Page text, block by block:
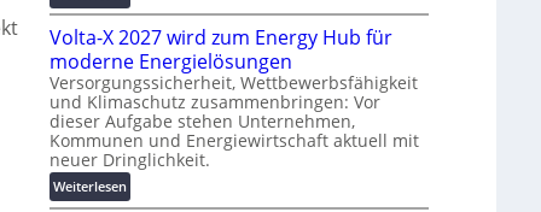
g
s
ö
s
u
n
g
e
n
t
z
u
n
d
d
i
g
i
M
a
s
c
h
i
n
e
n
Volta-X 2027 wird zum Energy Hub für
moderne Energielösungen
Versorgungssicherheit, Wettbewerbsfähigkeit
und Klimaschutz zusammenbringen: Vor
dieser Aufgabe stehen Unternehmen,
Kommunen und Energiewirtschaft aktuell mit
neuer Dringlichkeit.
Weiterlesen:
V